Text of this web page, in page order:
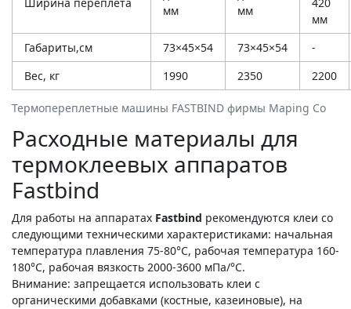
Термопереплетные машины FASTBIND фирмы Maping Co
мм
мм
мм
Габариты,см
73×45×54 73×45×54
-
Вес, кг
1990 2350 2200
Расходные материалы для
термоклеевых аппаратов
Fastbind
Для работы на аппаратах Fastbind рекомендуются клеи со
следующими техническими характеристиками: начальная
температура плавления 75-80°С, рабочая температура 160-
180°С, рабочая вязкость 2000-3600 мПа/°С.
Внимание: запрещается использовать клеи с
органическими добавками (костные, казеиновые), на